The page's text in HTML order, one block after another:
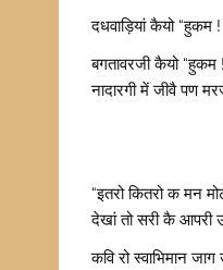
दधवाड़ियां कैयो “हुकम
बगतावरजी कैयो “हुकम
नादारगी में जीवै पण
“इतरो कितरो क मन
देखां तो सरी कै आपरी
कवि रो स्वाभिमान